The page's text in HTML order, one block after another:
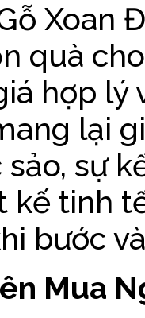
Xoan
quà
hợp
lại
sự
kế tinh
bước
Mua